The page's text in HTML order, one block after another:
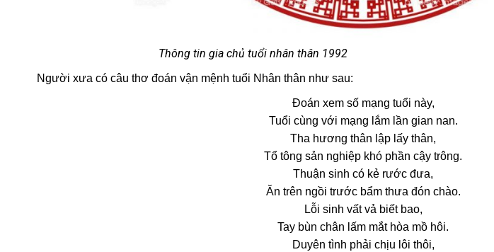
Thông tin gia chủ tuổi nhân thân 1992
Người xưa có câu thơ đoán vận mệnh tuổi Nhân thân như sau:
Đoán xem số mạng tuổi này,
Tuổi cùng với mạng lắm lần gian nan.
Tha hương thân lập lấy thân,
Tổ tông sản nghiệp khó phần cậy trông.
Thuận sinh có kẻ rước đưa,
Ăn trên ngồi trước bẩm thưa đón chào.
Lỗi sinh vất vả biết bao,
Tay bùn chân lấm mắt hòa mồ hôi.
Duyên tình phải chịu lôi thôi,